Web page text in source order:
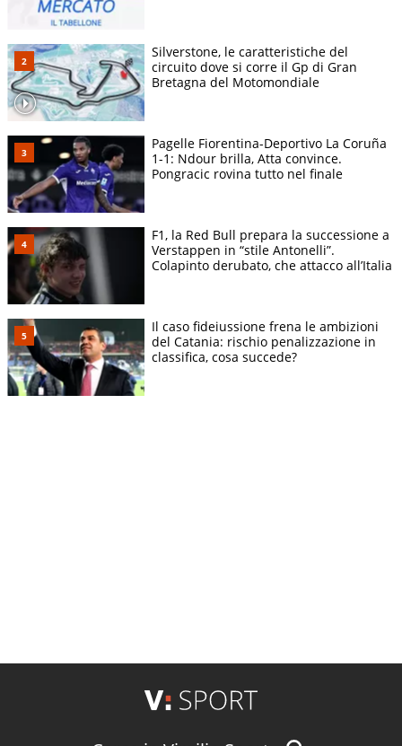
Silverstone, le caratteristiche del
circuito dove si corre il Gp di Gran
Bretagna del Motomondiale
Pagelle Fiorentina-Deportivo La Coruña
1-1: Ndour brilla, Atta convince.
Pongracic rovina tutto nel finale
F1, la Red Bull prepara la successione a
Verstappen in “stile Antonelli”.
Colapinto derubato, che attacco all’Italia
Il caso fideiussione frena le ambizioni
del Catania: rischio penalizzazione in
classifica, cosa succede?